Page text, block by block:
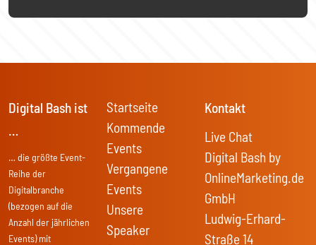
Digital Bash ist
…
… die größte Event-
Reihe der
Digitalbranche
(bezogen auf die
Anzahl der jährlichen
Events) mit
Startseite
Kommende
Events
Vergangene
Events
Unsere
Speaker
Kontakt
Live Chat
Digital Bash by
OnlineMarketing.de
GmbH
Ludwig-Erhard-
Straße 14